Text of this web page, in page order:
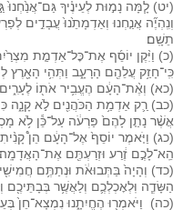
(יט) לָ֧מָּה נָמ֣וּת לְעֵינֶ֗יךָ
וְנִֽהְיֶ֞ה אֲנַ֤חְנוּ וְאַדְמָתֵ֙נוּ֙ עֲבָדִ֣ים
תֵשָֽׁם׃
(כ) וַיִּ֨קֶן יוֹסֵ֜ף אֶת־כׇּל־אַדְמַ֤ת
כִּֽי־חָזַ֥ק עֲלֵהֶ֖ם הָרָעָ֑ב וַתְּהִ֥י הָאָ֖רֶץ
(כא) וְאֶ֨ת־הָעָ֔ם הֶעֱבִ֥יר אֹת֖וֹ לֶעָרִ֑ים
(כב) רַ֛ק אַדְמַ֥ת הַכֹּהֲנִ֖ים לֹ֣א קָנָ֑ה
אֲשֶׁ֨ר נָתַ֤ן לָהֶם֙ פַּרְעֹ֔ה עַל־כֵּ֕ן לֹ֥א
(כג) וַיֹּ֤אמֶר יוֹסֵף֙ אֶל־הָעָ֔ם הֵן֩
הֵֽא־לָכֶ֣ם זֶ֔רַע וּזְרַעְתֶּ֖ם אֶת־הָאֲדָמָֽה׃
(כד) וְהָיָה֙ בַּתְּבוּאֹ֔ת וּנְתַתֶּ֥ם
הַשָּׂדֶ֧ה וּֽלְאׇכְלְכֶ֛ם וְלַאֲשֶׁ֥ר בְּבָתֵּיכֶ֖ם
(כה) וַיֹּאמְר֖וּ הֶחֱיִתָ֑נוּ נִמְצָא־חֵן֙